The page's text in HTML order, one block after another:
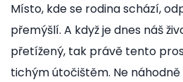
Místo, kde se rodina schází,
přemýšlí. A když je dnes náš
přetížený, tak právě tento
tichým útočištěm. Ne